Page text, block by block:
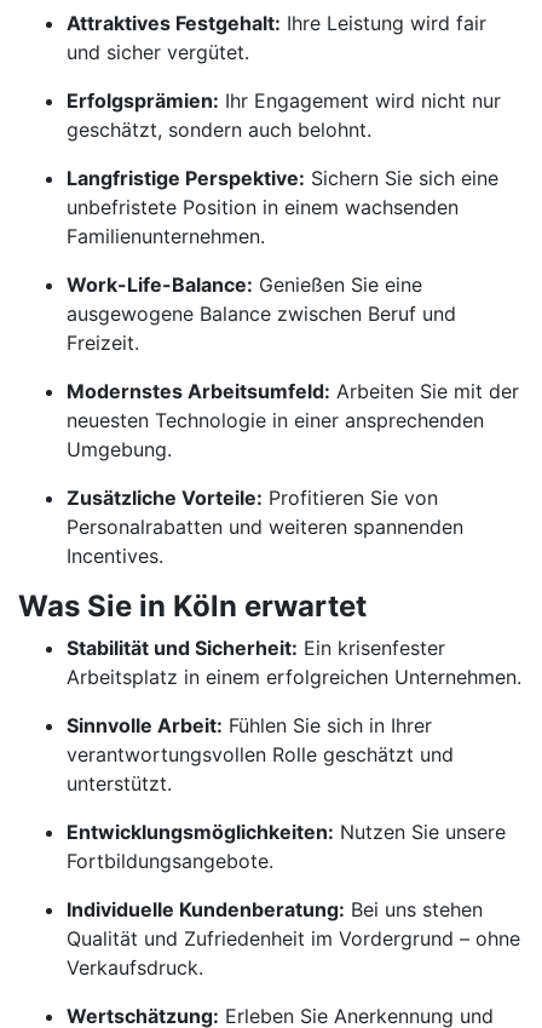
Attraktives Festgehalt: Ihre Leistung wird fair
und sicher vergütet.
Erfolgsprämien: Ihr Engagement wird nicht nur
geschätzt, sondern auch belohnt.
Langfristige Perspektive: Sichern Sie sich eine
unbefristete Position in einem wachsenden
Familienunternehmen.
Work-Life-Balance: Genießen Sie eine
ausgewogene Balance zwischen Beruf und
Freizeit.
Modernstes Arbeitsumfeld: Arbeiten Sie mit der
neuesten Technologie in einer ansprechenden
Umgebung.
Zusätzliche Vorteile: Profitieren Sie von
Personalrabatten und weiteren spannenden
Incentives.
Was Sie in Köln erwartet
Stabilität und Sicherheit: Ein krisenfester
Arbeitsplatz in einem erfolgreichen Unternehmen.
Sinnvolle Arbeit: Fühlen Sie sich in Ihrer
verantwortungsvollen Rolle geschätzt und
unterstützt.
Entwicklungsmöglichkeiten: Nutzen Sie unsere
Fortbildungsangebote.
Individuelle Kundenberatung: Bei uns stehen
Qualität und Zufriedenheit im Vordergrund – ohne
Verkaufsdruck.
Wertschätzung: Erleben Sie Anerkennung und